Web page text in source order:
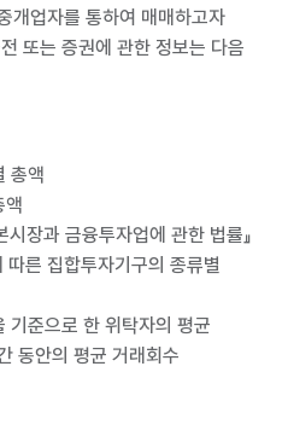
개업자를 통하여 매매하고자
또는 증권에 관한 정보는 다음
총액
액
시장과 금융투자업에 관한 법률』
른 집합투자기구의 종류별
기준으로 한 위탁자의 평균
동안의 평균 거래회수